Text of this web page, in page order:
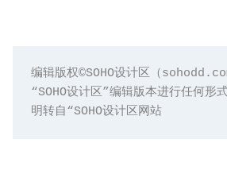
编辑版权©️SOHO设计区（
“SOHO设计区”编辑版本进行任何形
明转自“SOHO设计区网站